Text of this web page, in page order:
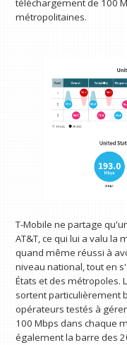
téléchargement de 100
métropolitaines.
T-Mobile ne partage
AT&T, ce qui lui a valu la
quand même réussi à
niveau national, tout en
États et des métropoles.
sortent particulièrement
opérateurs testés à
100 Mbps dans chaque
également la barre des